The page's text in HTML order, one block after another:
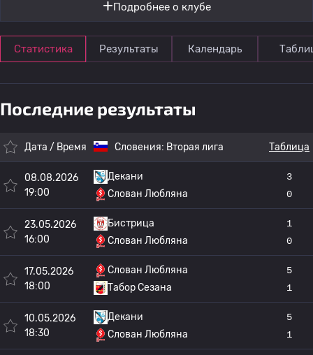
Подробнее о клубе
Статистика Результаты Календарь
Последние результаты
Дата / Время Словения: Вторая лига Таблица
08.08.2026
19:00
Декани
Слован Любляна
3
0
23.05.2026
16:00
Бистрица
Слован Любляна
1
0
17.05.2026
18:00
Слован Любляна
Табор Сезана
5
1
10.05.2026
18:30
Декани
Слован Любляна
5
1